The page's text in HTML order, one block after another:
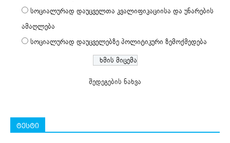
სოციალურად დაუცველთა კვალიფიკაციისა და უნარების
ამაღლება
სოციალურად დაუცველებზე პოლიტიკური ზემოქმედება
შედეგების ნახვა
ტესტი